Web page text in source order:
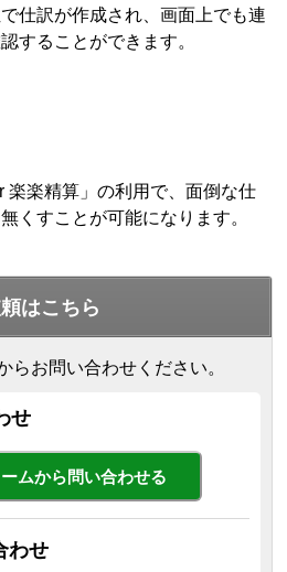
仕訳が作成され、画面上でも連
することができます。
楽楽精算」の利用で、面倒な仕
くすことが可能になります。
はこちら
らお問い合わせください。
せ
ムから問い合わせる
わせ